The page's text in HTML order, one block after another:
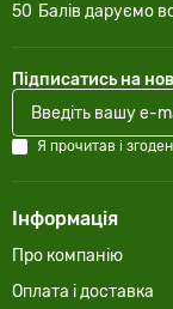
50 Балів даруємо
Підписатись на
Я прочитав і
Інформація
Про компанію
Оплата і доставка